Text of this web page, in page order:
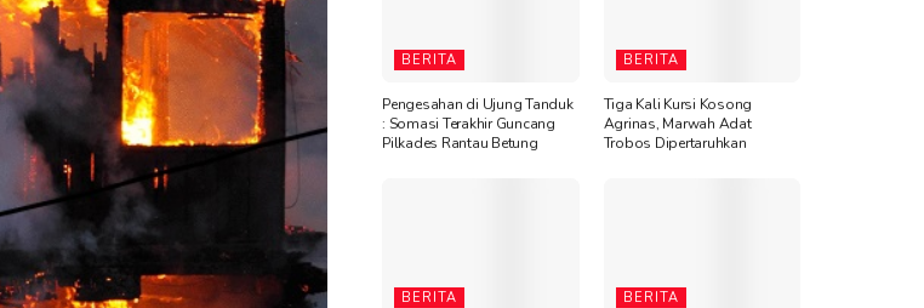
BERITA
Pengesahan di Ujung Tanduk
: Somasi Terakhir Guncang
Pilkades Rantau Betung
BERITA
Tiga Kali Kursi Kosong
Agrinas, Marwah Adat
Trobos Dipertaruhkan
BERITA BERITA